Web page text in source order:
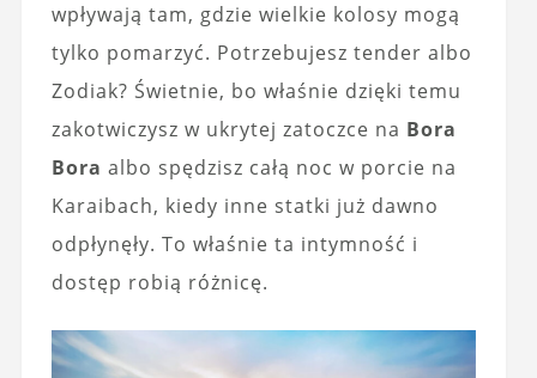
wpływają tam, gdzie wielkie kolosy mogą
tylko pomarzyć. Potrzebujesz tender albo
Zodiak? Świetnie, bo właśnie dzięki temu
zakotwiczysz w ukrytej zatoczce na Bora
Bora albo spędzisz całą noc w porcie na
Karaibach, kiedy inne statki już dawno
odpłynęły. To właśnie ta intymność i
dostęp robią różnicę.